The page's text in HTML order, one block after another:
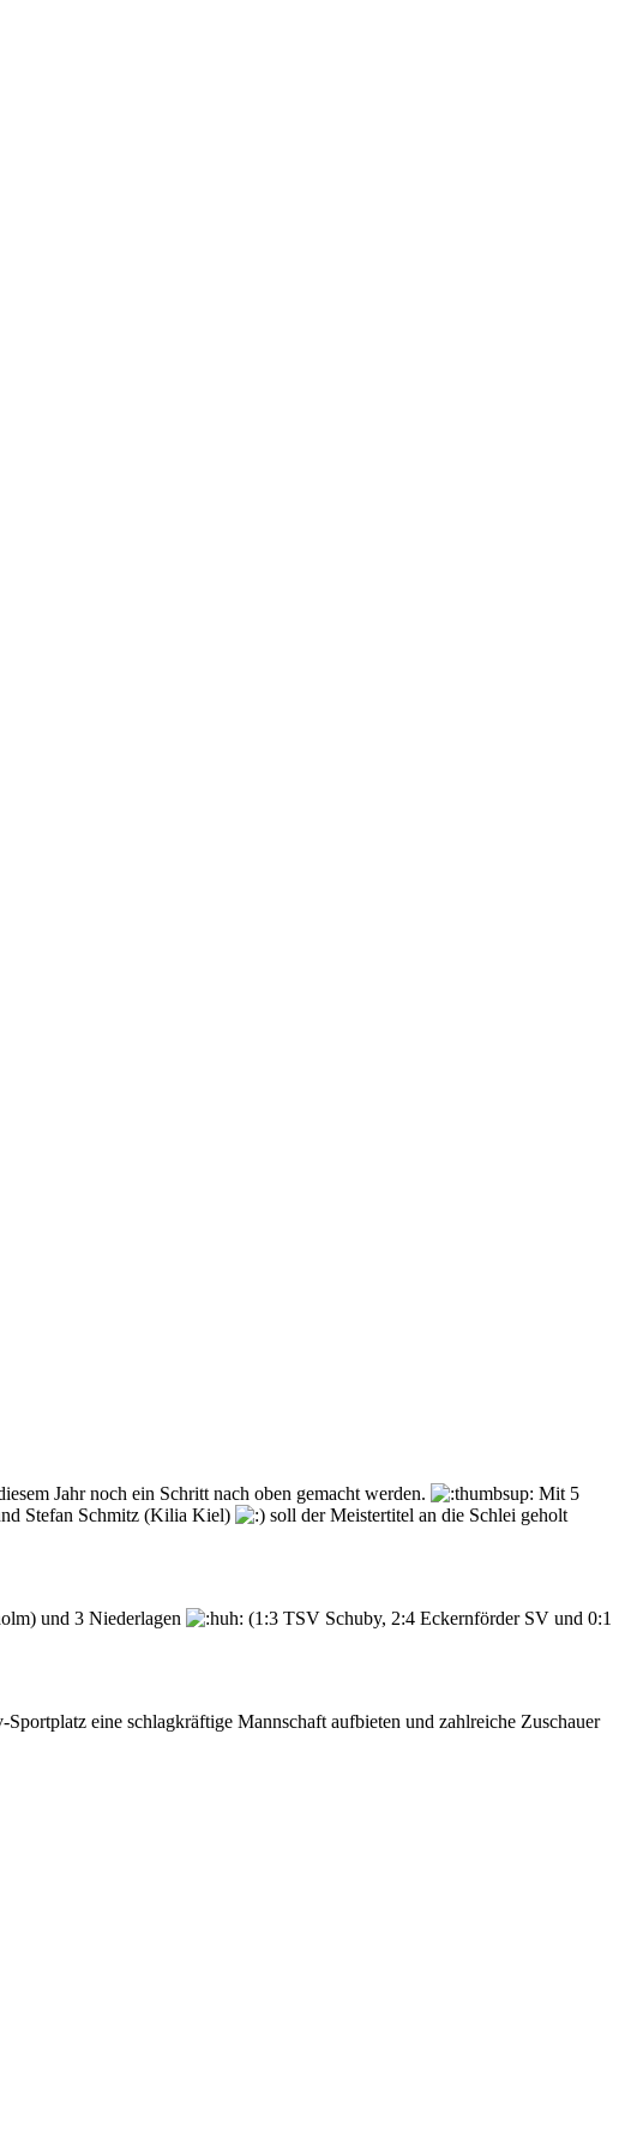
Jahr noch ein Schritt nach oben gemacht werden.
Mit 5
Stefan Schmitz (Kilia Kiel)
soll der Meistertitel an die Schlei geholt
und 3 Niederlagen
(1:3 TSV Schuby, 2:4 Eckernförder SV und 0:1
eine schlagkräftige Mannschaft aufbieten und zahlreiche Zuschauer